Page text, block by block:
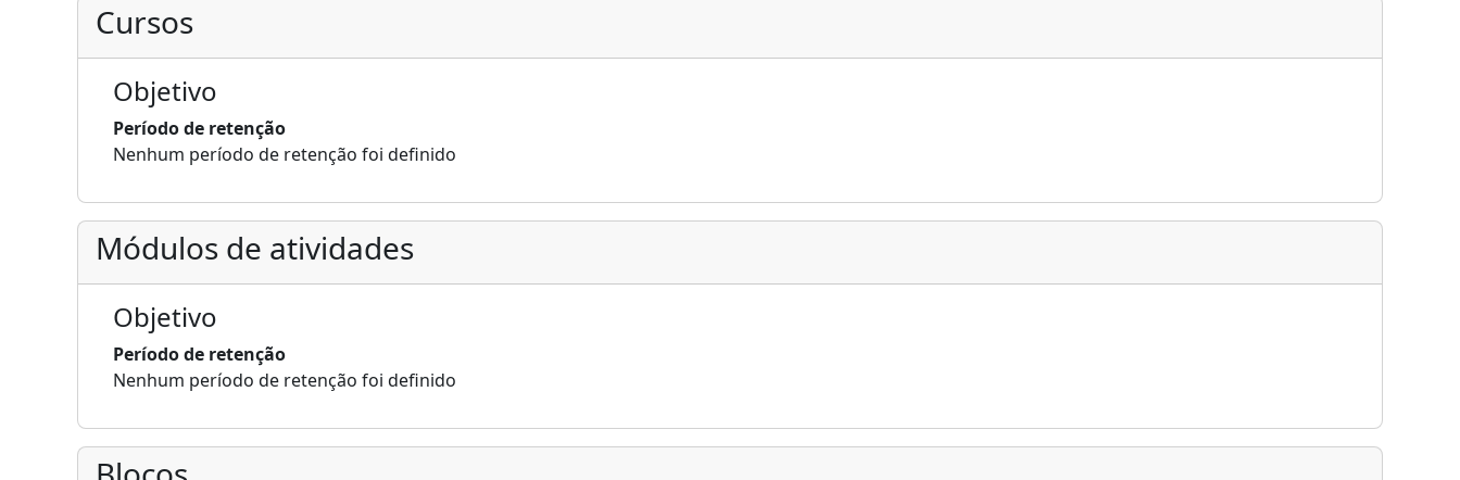
Cursos
Objetivo
Período de retenção
Nenhum período de retenção foi definido
Módulos de atividades
Objetivo
Período de retenção
Nenhum período de retenção foi definido